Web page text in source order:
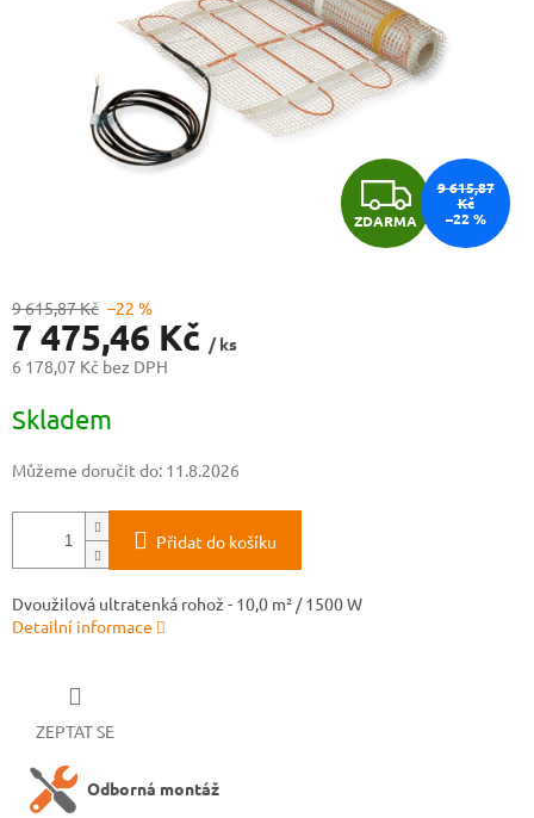
Z
D
ZDARMA
9 615,87
Kč
–22 %
9 615,87 Kč –22 %
7 475,46 Kč / ks
6 178,07 Kč bez DPH
cena:
Skladem
Můžeme doručit do: 11.8.2026
Přidat do košíku
Dvoužilová ultratenká rohož - 10,0 m² / 1500 W
Detailní informace
ZEPTAT SE
Odborná montáž